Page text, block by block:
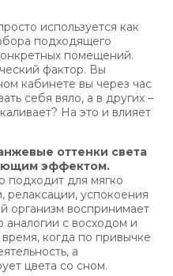
используется как
подходящего
помещений.
фактор. Вы
кабинете вы через час
себя вяло, а в других –
На это и влияет
оттенки света
эффектом.
подходит для мягко
успокоения
организм воспринимает
с восходом и
когда по привычке
а
цвета со сном.